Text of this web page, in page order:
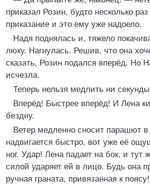
приказал Розин, будто несколько
приказание и это ему уже надоело.
Надя поднялась и, тяжело
люку. Нагнулась. Решив, что она
сказать, Розин подался вперёд. Но
исчезла.
Теперь нельзя медлить ни
Вперёд! Быстрее вперёд! И Лена
бездну.
Ветер медленно сносит парашют
надвигается быстро, вот уже её
ног. Удар! Лена падает на бок, и тут
силой ударяет ей в лицо. Будь она
ручная граната, привязанная к